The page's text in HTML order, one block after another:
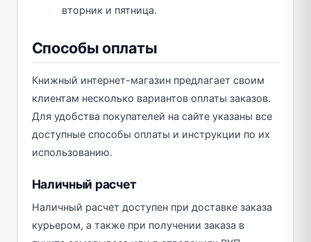
вторник и пятница.
Способы оплаты
Книжный интернет-магазин предлагает своим
клиентам несколько вариантов оплаты заказов.
Для удобства покупателей на сайте указаны все
доступные способы оплаты и инструкции по их
использованию.
Наличный расчет
Наличный расчет доступен при доставке заказа
курьером, а также при получении заказа в